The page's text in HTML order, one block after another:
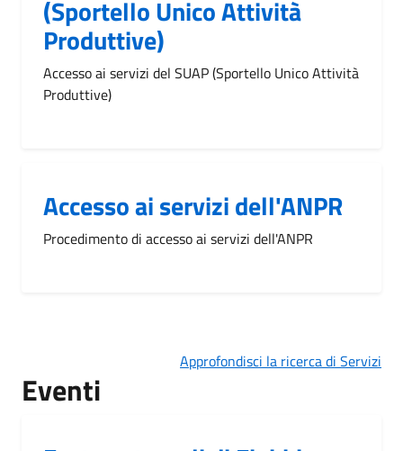
(Sportello Unico Attività
Produttive)
Accesso ai servizi del SUAP (Sportello Unico Attività
Produttive)
Accesso ai servizi dell'ANPR
Procedimento di accesso ai servizi dell'ANPR
Approfondisci la ricerca di Servizi
Eventi